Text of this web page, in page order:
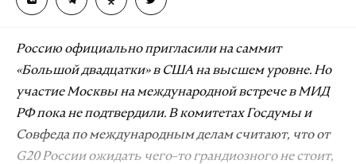
Россию официально пригласили на саммит
«Большой двадцатки» в США на высшем уровне. Но
участие Москвы на международной встрече в МИД
РФ пока не подтвердили. В комитетах Госдумы и
Совфеда по международным делам считают, что от
G20 России ожидать чего-то грандиозного не стоит,